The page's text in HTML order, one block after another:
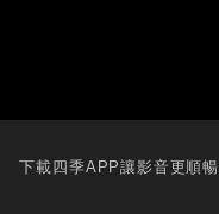
下載四季APP讓影音更順暢